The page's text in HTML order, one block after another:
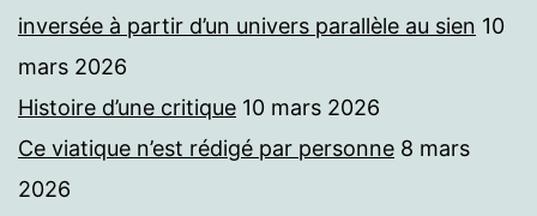
inversée à partir d’un univers parallèle au sien 10
mars 2026
Histoire d’une critique 10 mars 2026
Ce viatique n’est rédigé par personne 8 mars
2026